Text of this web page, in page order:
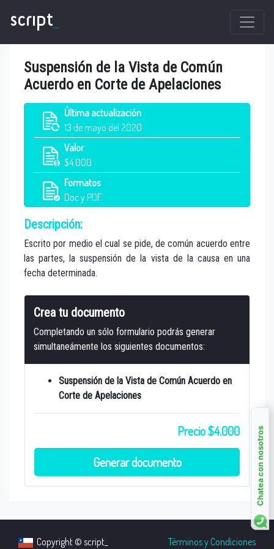
script
Suspensión de la Vista de Común
Acuerdo en Corte de Apelaciones
Última actualización
13 de mayo del 2020
Valor
$4.000
Formatos
Doc y PDF
Descripción:
Escrito por medio el cual se pide, de común acuerdo entre
las partes, la suspensión de la vista de la causa en una
fecha determinada.
Crea tu documento
Completando un sólo formulario podrás generar
simultaneámente los siguientes documentos:
Suspensión de la Vista de Común Acuerdo en
Corte de Apelaciones
Precio $4.000
Generar documento
Copyright © script_ Términos y Condiciones
Chatea con nosotros